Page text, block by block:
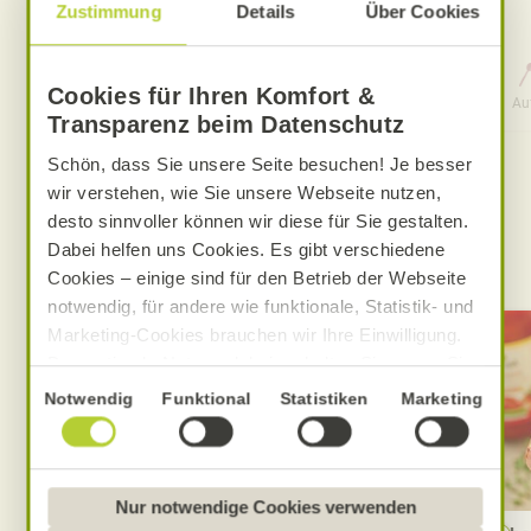
Zustimmung Details Über Cookies
Cookies für Ihren Komfort &
Transparenz beim Datenschutz
Schön, dass Sie unsere Seite besuchen! Je besser
wir verstehen, wie Sie unsere Webseite nutzen,
desto sinnvoller können wir diese für Sie gestalten.
Dabei helfen uns Cookies. Es gibt verschiedene
Cookies – einige sind für den Betrieb der Webseite
notwendig, für andere wie funktionale, Statistik- und
Marketing-Cookies brauchen wir Ihre Einwilligung.
Das optimale Nutzererlebnis erhalten Sie, wenn Sie
„Alle Cookies erlauben“ anklicken. Ihre Einwilligung
umfasst in diesem Fall auch den Einsatz von
Dienstleistern in Drittländern, die kein mit der EU
Sofern personenbezogene Daten dorthin übermittelt
Einwilligungsauswahl
Notwendig Funktional Statistiken Marketing
Nur notwendige Cookies verwenden
Aufwand
0 Std. 15 Min.
Gesamtzeit
MEHR ALNATURA REZEPTE FINDEN
Das könnte Sie auch interessieren